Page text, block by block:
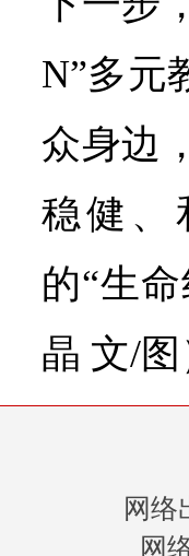
N”多元
众身边
稳健、
的“生
晶 文/图
网络
网